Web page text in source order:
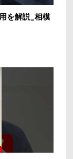
を解説_相模